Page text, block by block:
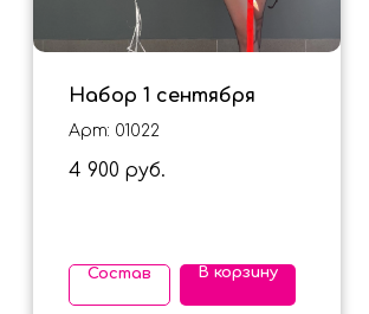
Набор 1 сентября
Арт: 01022
4 900 руб.
Состав В корзину